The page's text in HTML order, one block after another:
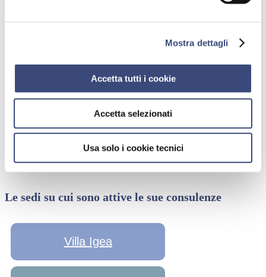
Mostra dettagli
Accetta tutti i cookie
Accetta selezionati
Usa solo i cookie tecnici
VISITA GASTROENTEROLOGICA DI
Prenota qui
Le sedi su cui sono attive le sue consulenze
Villa Igea